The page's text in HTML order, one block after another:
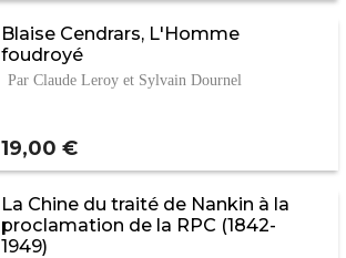
Blaise Cendrars, L'Homme
foudroyé
Par Claude Leroy et Sylvain Dournel
Prix
19,00 €
La Chine du traité de Nankin à la
proclamation de la RPC (1842-
1949)